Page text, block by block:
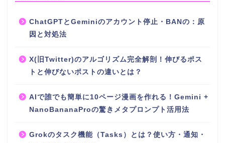
ChatGPTとGeminiのアカウント停止・BANの：原
因と対処法
X(旧Twitter)のアルゴリズム完全解剖！伸びるポス
トと伸びないポストの違いとは？
AIで誰でも簡単に10ページ漫画を作れる！Gemini +
NanoBananaProの驚きメタプロンプト活用法
Grokのタスク機能（Tasks）とは？使い方・通知・